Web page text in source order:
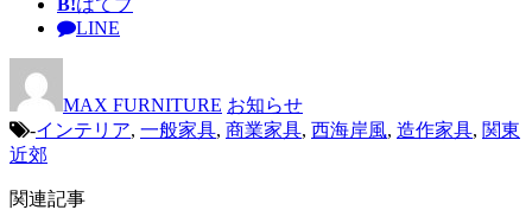
LINE
MAX FURNITURE お知らせ
-インテリア, 一般家具, 商業家具, 西海岸風, 造作家具, 関東
近郊
関連記事